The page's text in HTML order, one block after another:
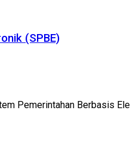
(SPBE)
Pemerintahan Berbasis